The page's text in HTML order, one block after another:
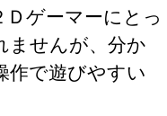
ゲーマーにとっ
ませんが、分か
作で遊びやすい